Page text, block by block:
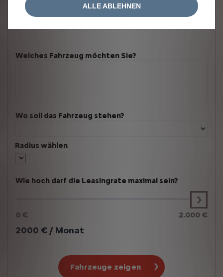
Welches Fahrzeug möchten Sie?
Wo soll das Fahrzeug stehen?
Radius wählen
Wie hoch darf die Leasingrate maximal sein?
0 € 2.000 €
2000 € / Monat
Fahrzeuge zeigen
ALLE ABLEHNEN